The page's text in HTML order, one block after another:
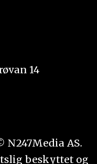
14
N247Media AS.
beskyttet og